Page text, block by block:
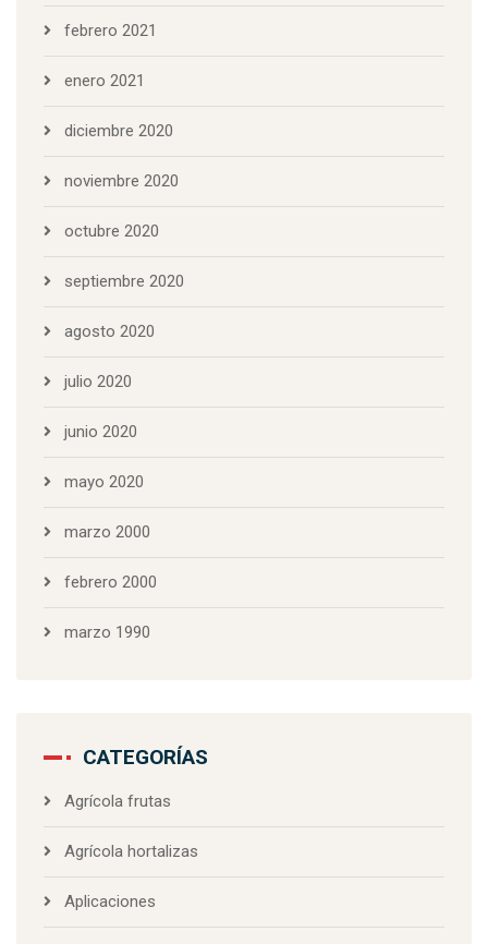
febrero 2021
enero 2021
diciembre 2020
noviembre 2020
octubre 2020
septiembre 2020
agosto 2020
julio 2020
junio 2020
mayo 2020
marzo 2000
febrero 2000
marzo 1990
CATEGORÍAS
Agrícola frutas
Agrícola hortalizas
Aplicaciones